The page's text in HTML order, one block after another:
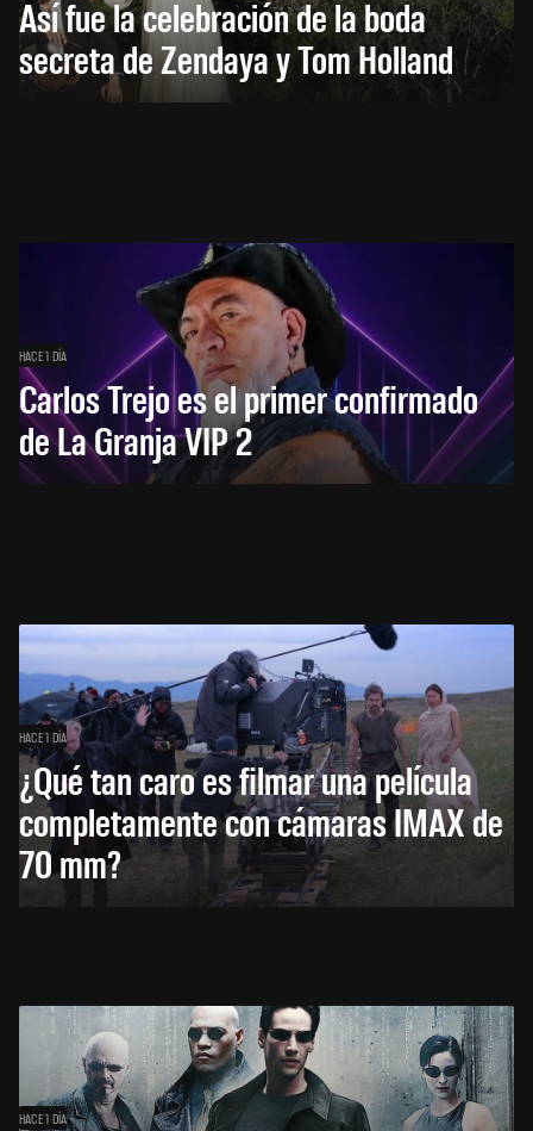
Así fue la celebración de la boda
secreta de Zendaya y Tom Holland
HACE 1 DÍA
Carlos Trejo es el primer confirmado
de La Granja VIP 2
HACE 1 DÍA
¿Qué tan caro es filmar una película
completamente con cámaras IMAX de
70 mm?
HACE 1 DÍA